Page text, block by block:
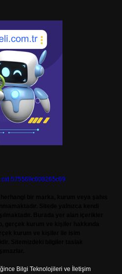
Bilgi Teknolojileri ve İletişim